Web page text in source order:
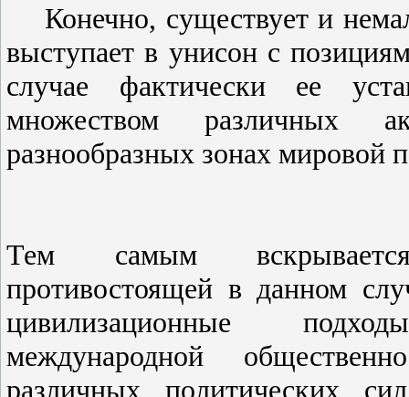
Конечно, существует и
выступает в унисон с
случае фактически ее
множеством различных
разнообразных зонах мировой
Тем самым
противостоящей в данном
цивилизационные
международной
различных политических